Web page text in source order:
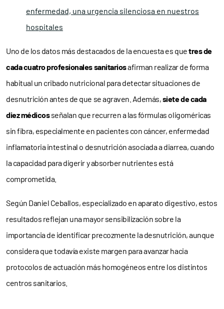
enfermedad, una urgencia silenciosa en nuestros
hospitales
Uno de los datos más destacados de la encuesta es quetres de
cada cuatro profesionales sanitariosafirman realizar de forma
habitual un cribado nutricional para detectar situaciones de
desnutrición antes de que se agraven. Además,siete de cada
diez médicosseñalan que recurren a las fórmulas oligoméricas
sin fibra, especialmente en pacientes con cáncer, enfermedad
inflamatoria intestinal o desnutrición asociada a diarrea, cuando
la capacidad para digerir y absorber nutrientes está
comprometida.
Según Daniel Ceballos, especializado en aparato digestivo, estos
resultados reflejan una mayor sensibilización sobre la
importancia de identificar precozmente la desnutrición, aunque
considera que todavía existe margen para avanzar hacia
protocolos de actuación más homogéneos entre los distintos
centros sanitarios.